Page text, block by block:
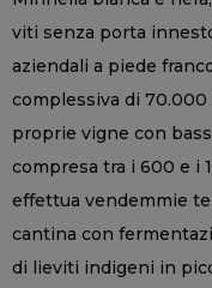
viti senza porta
aziendali a piede
complessiva di
proprie vigne con
compresa tra i 600 e i
effettua vendemmie
cantina con
di lieviti indigeni in